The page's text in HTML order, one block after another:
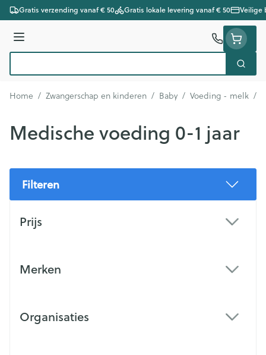
Ga naar de inhoud
Gratis verzending vanaf € 50 Gratis lokale levering vanaf € 50 Veilige
Menu
Zoek
Home / Zwangerschap en kinderen / Baby / Voeding - melk /
Medische voeding 0-1 jaar
Filteren
Prijs
Merken
Organisaties